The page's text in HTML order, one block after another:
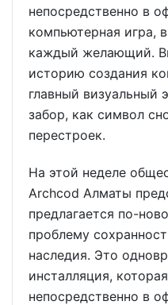
непосредственно в
компьютерная игра,
каждый желающий.
историю создания
главный визуальный
забор, как символ
перестроек.
На этой неделе
Archcod Алматы
предлагается по-
проблему
наследия. Это
инсталляция,
непосредственно в